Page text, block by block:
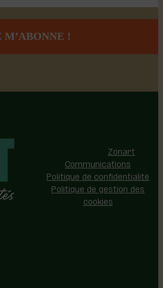
Zonart
Communications
Politique de confidentialité
Politique de gestion des
cookies